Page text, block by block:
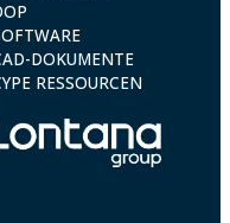
DOKUMENTE
RESSOURCEN